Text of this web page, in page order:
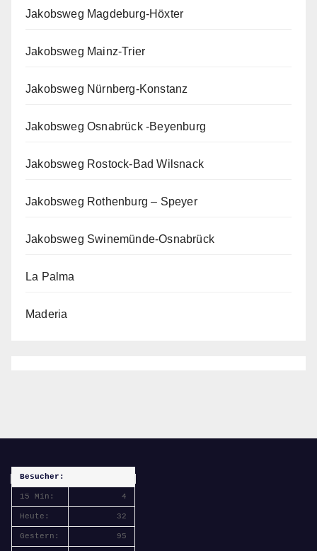
Jakobsweg Magdeburg-Höxter
Jakobsweg Mainz-Trier
Jakobsweg Nürnberg-Konstanz
Jakobsweg Osnabrück -Beyenburg
Jakobsweg Rostock-Bad Wilsnack
Jakobsweg Rothenburg – Speyer
Jakobsweg Swinemünde-Osnabrück
La Palma
Maderia
Besucher:
15 Min: 4
Heute: 32
Gestern: 95